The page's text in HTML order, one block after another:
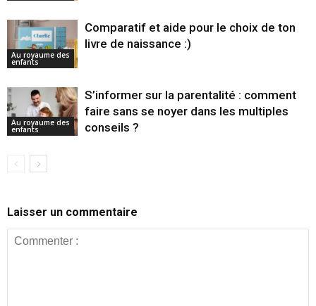
Au royaume des
enfants
Comparatif et aide pour le choix de ton
livre de naissance :)
Au royaume des
enfants
S’informer sur la parentalité : comment
faire sans se noyer dans les multiples
conseils ?
Laisser un commentaire